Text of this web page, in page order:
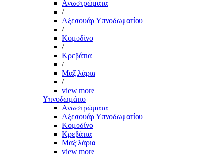
Ανωστρώματα
/
Αξεσουάρ Υπνοδωματίου
/
Κομοδίνο
/
Κρεβάτια
/
Μαξιλάρια
/
view more
Υπνοδωμάτιο
Ανωστρώματα
Αξεσουάρ Υπνοδωματίου
Κομοδίνο
Κρεβάτια
Μαξιλάρια
view more